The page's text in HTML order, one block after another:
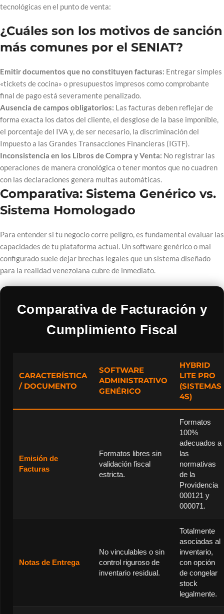
tecnológicas en el punto de venta:
¿Cuáles son los motivos de sanción
más comunes por el SENIAT?
Emitir documentos que no constituyen facturas: Entregar simples
«tickets de cocina» o presupuestos impresos como comprobante
final de pago está severamente penalizado.
Ausencia de campos obligatorios: Las facturas deben reflejar de
forma exacta los datos del cliente, el desglose de la base imponible,
el porcentaje del IVA y, de ser necesario, la discriminación del
Impuesto a las Grandes Transacciones Financieras (IGTF).
Inconsistencia en los Libros de Compra y Venta: No registrar las
operaciones de manera cronológica o tener montos que no cuadren
con las declaraciones genera multas automáticas.
Comparativa: Sistema Genérico vs.
Sistema Homologado
Para entender si tu negocio corre peligro, es fundamental evaluar las
capacidades de tu plataforma actual. Un software genérico o mal
configurado suele dejar brechas legales que un sistema diseñado
para la realidad venezolana cubre de inmediato.
Comparativa de Facturación y
Cumplimiento Fiscal
CARACTERÍSTICA
/ DOCUMENTO
SOFTWARE
ADMINISTRATIVO
GENÉRICO
HYBRID
LITE PRO
(SISTEMAS
4S)
Emisión de
Facturas
Formatos libres sin
validación fiscal
estricta.
Formatos
100%
adecuados a
las
normativas
de la
Providencia
000121 y
000071.
Notas de Entrega
No vinculables o sin
control riguroso de
inventario residual.
Totalmente
asociadas al
inventario,
con opción
de congelar
stock
legalmente.